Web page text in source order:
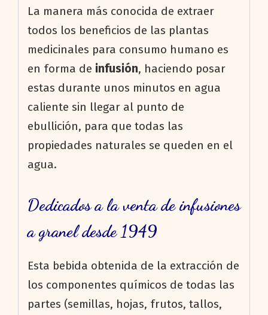
La manera más conocida de extraer
todos los beneficios de las plantas
medicinales para consumo humano es
en forma de infusión, haciendo posar
estas durante unos minutos en agua
caliente sin llegar al punto de
ebullición, para que todas las
propiedades naturales se queden en el
agua.
Dedicados a la venta de infusiones
a granel desde 1949
Esta bebida obtenida de la extracción de
los componentes químicos de todas las
partes (semillas, hojas, frutos, tallos,